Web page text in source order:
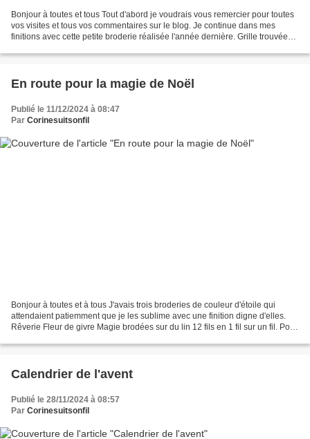
Bonjour à toutes et tous Tout d'abord je voudrais vous remercier pour toutes
vos visites et tous vos commentaires sur le blog. Je continue dans mes
finitions avec cette petite broderie réalisée l'année dernière. Grille trouvée
En route pour la magie de Noël
Publié le 11/12/2024 à 08:47
Par Corinesuitsonfil
Bonjour à toutes et à tous J'avais trois broderies de couleur d'étoile qui
attendaient patiemment que je les sublime avec une finition digne d'elles.
Rêverie Fleur de givre Magie brodées sur du lin 12 fils en 1 fil sur un fil. Pour
Calendrier de l'avent
Publié le 28/11/2024 à 08:57
Par Corinesuitsonfil